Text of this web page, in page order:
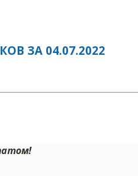
ЗА 04.07.2022